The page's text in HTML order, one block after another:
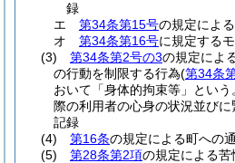
録
エ
第34条第15号の規定によ
オ
第34条第16号に規定する
(3)
第34条第2号の3の規定によ
の行動を制限する行為(第34条
おいて「身体的拘束等」という
際の利用者の心身の状況並び
記録
(4)
第16条の規定による町への
(5)
第28条第2項の規定による